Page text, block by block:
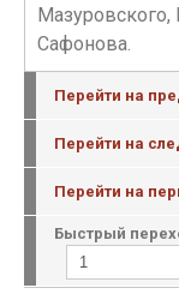
Сафонова.
Перейти на
Перейти на
Перейти на
Быстрый